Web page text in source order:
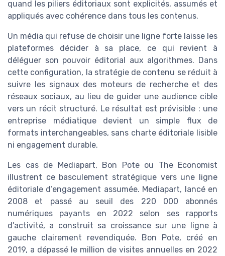
quand les piliers éditoriaux sont explicités, assumés et
appliqués avec cohérence dans tous les contenus.
Un média qui refuse de choisir une ligne forte laisse les
plateformes décider à sa place, ce qui revient à
déléguer son pouvoir éditorial aux algorithmes. Dans
cette configuration, la stratégie de contenu se réduit à
suivre les signaux des moteurs de recherche et des
réseaux sociaux, au lieu de guider une audience cible
vers un récit structuré. Le résultat est prévisible : une
entreprise médiatique devient un simple flux de
formats interchangeables, sans charte éditoriale lisible
ni engagement durable.
Les cas de Mediapart, Bon Pote ou The Economist
illustrent ce basculement stratégique vers une ligne
éditoriale d’engagement assumée. Mediapart, lancé en
2008 et passé au seuil des 220 000 abonnés
numériques payants en 2022 selon ses rapports
d’activité, a construit sa croissance sur une ligne à
gauche clairement revendiquée. Bon Pote, créé en
2019, a dépassé le million de visites annuelles en 2022